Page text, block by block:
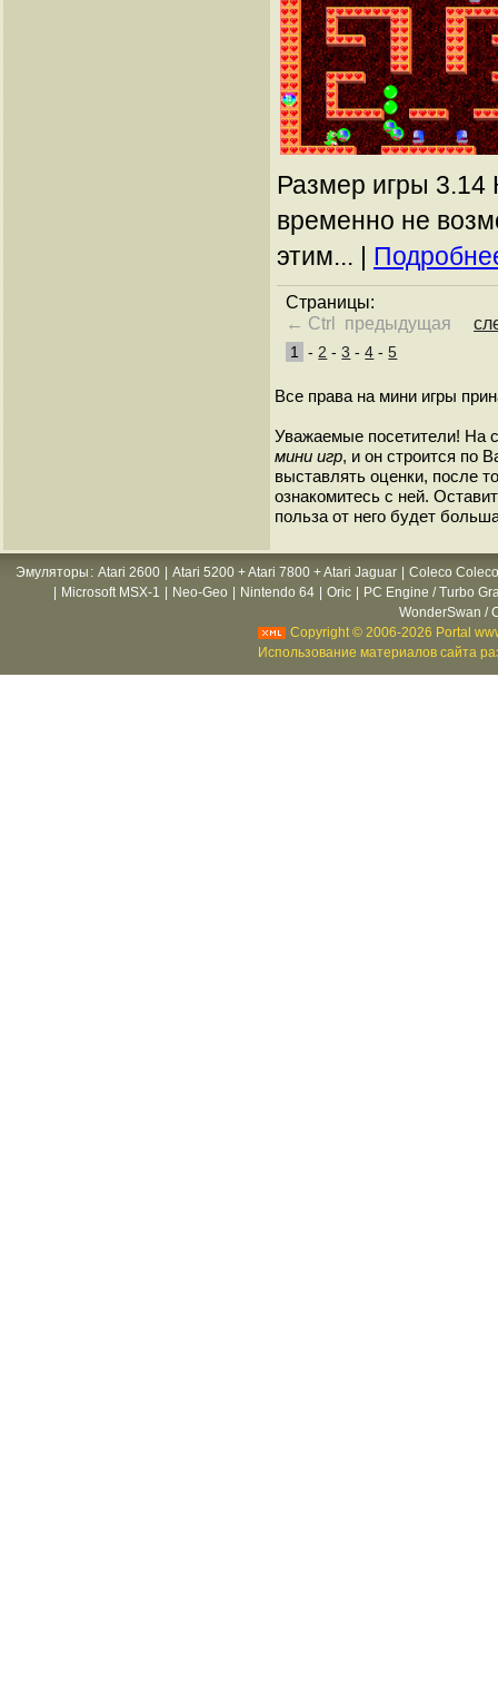
Размер игры 3.14
временно не
этим... |
Страницы:
← Ctrl предыдущая
1 - 2 -3 -4 -5
Все права на мини игры
Уважаемые посетители! На
мини игр, и он строится по
выставлять оценки, после
ознакомитесь с ней.
польза от него будет
Эмуляторы : Atari 2600 Atari 5200 + Atari 7800 + Atari Jaguar
Coleco
Microsoft MSX-1 Neo-Geo Nintendo 64 Oric
PC Engine / Turbo
WonderSwan /
Copyright © 2006-2026 Portal
Использование материалов сайта